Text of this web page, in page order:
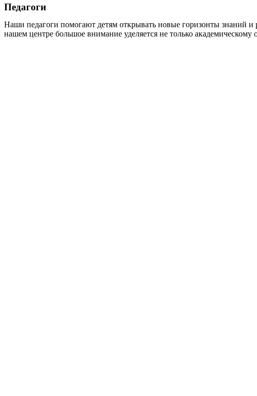
Педагоги
Наши педагоги помогают детям открывать новые горизонты знаний
нашем центре большое внимание уделяется не только